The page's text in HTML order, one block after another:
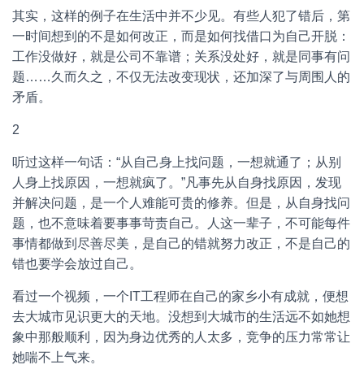
其实，这样的例子在生活中并不少见。有些人犯了错后，第
一时间想到的不是如何改正，而是如何找借口为自己开脱：
工作没做好，就是公司不靠谱；关系没处好，就是同事有问
题……久而久之，不仅无法改变现状，还加深了与周围人的
矛盾。
2
听过这样一句话：“从自己身上找问题，一想就通了；从别
人身上找原因，一想就疯了。”凡事先从自身找原因，发现
并解决问题，是一个人难能可贵的修养。但是，从自身找问
题，也不意味着要事事苛责自己。人这一辈子，不可能每件
事情都做到尽善尽美，是自己的错就努力改正，不是自己的
错也要学会放过自己。
看过一个视频，一个IT工程师在自己的家乡小有成就，便想
去大城市见识更大的天地。没想到大城市的生活远不如她想
象中那般顺利，因为身边优秀的人太多，竞争的压力常常让
她喘不上气来。